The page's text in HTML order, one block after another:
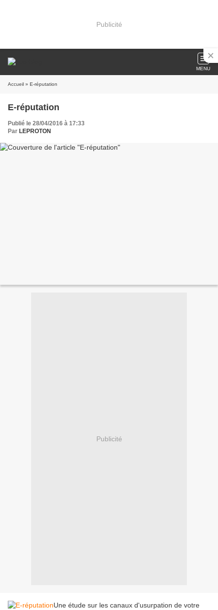
Publicité
MENU
Accueil » E-réputation
E-réputation
Publié le 28/04/2016 à 17:33
Par LEPROTON
Publicité
Une étude sur les canaux d'usurpation de votre